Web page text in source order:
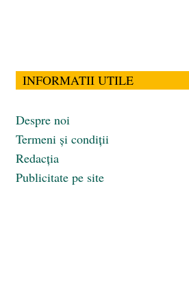
INFORMATII UTILE
Despre noi
Termeni și condiții
Redacția
Publicitate pe site